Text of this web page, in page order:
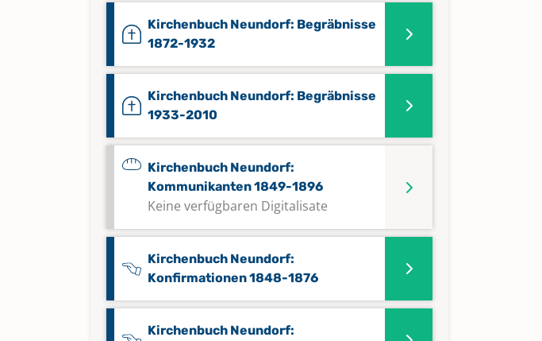
Kirchenbuch Neundorf: Begräbnisse
1872-1932
Kirchenbuch Neundorf: Begräbnisse
1933-2010
Kirchenbuch Neundorf:
Kommunikanten 1849-1896
Keine verfügbaren Digitalisate
Kirchenbuch Neundorf:
Konfirmationen 1848-1876
Kirchenbuch Neundorf: